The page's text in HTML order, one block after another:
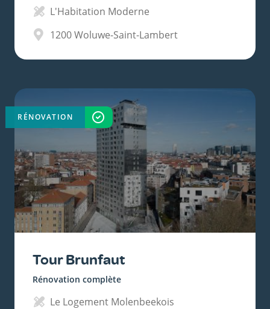
L'Habitation Moderne
1200Woluwe-Saint-Lambert
Tour Brunfaut
Rénovation complète
Le Logement Molenbeekois
RÉNOVATION TERMINÉ